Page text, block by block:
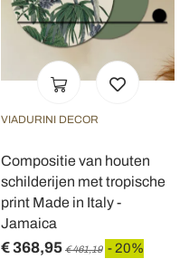
VIADURINI DECOR
Compositie van houten
schilderijen met tropische
print Made in Italy -
Jamaica
€ 368,95 € 461,19 - 20%